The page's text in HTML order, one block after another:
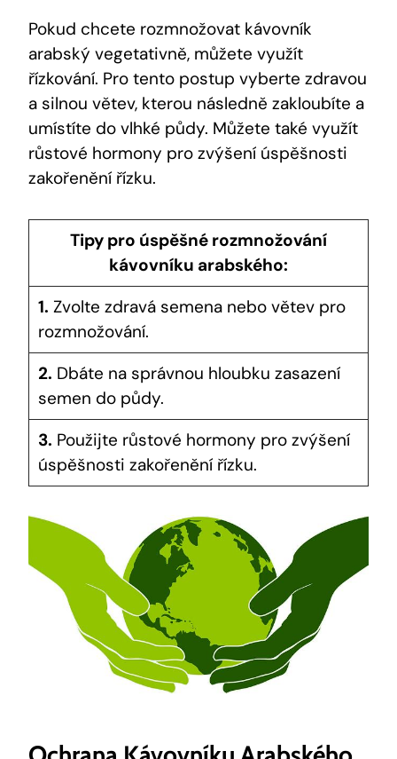
Pokud chcete rozmnožovat kávovník
arabský vegetativně, můžete využít
řízkování. Pro tento postup vyberte zdravou
a silnou větev, kterou následně zakloubíte a
umístíte do vlhké půdy. Můžete také využít
růstové hormony pro zvýšení úspěšnosti
zakořenění řízku.
Tipy pro úspěšné rozmnožování
kávovníku arabského:
1. Zvolte zdravá semena nebo větev pro
rozmnožování.
2. Dbáte na správnou hloubku zasazení
semen do půdy.
3. Použijte růstové hormony pro zvýšení
úspěšnosti zakořenění řízku.